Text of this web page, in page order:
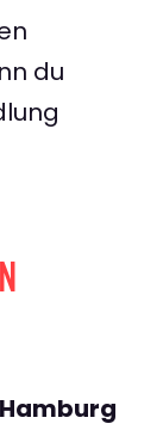
du
Hamburg